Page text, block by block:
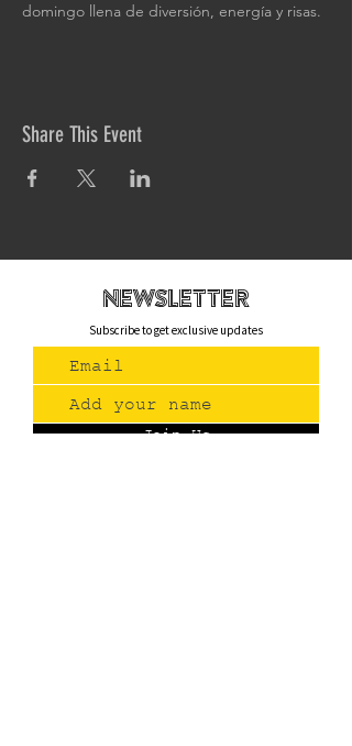
domingo llena de diversión, energía y risas.
Share This Event
newsletteR
Subscribe to get exclusive updates
Join Us